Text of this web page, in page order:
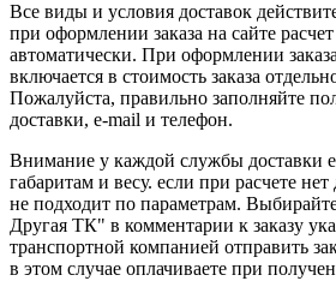
Все виды и условия доставок
при оформлении заказа на сайте
автоматически. При оформлении
включается в стоимость заказа
Пожалуйста, правильно заполняйте
доставки, e-mail и телефон.
Внимание у каждой службы доставки
габаритам и весу. если при расчете нет
не подходит по параметрам.
Другая ТК" в комментарии к заказу
транспортной компанией отправить
в этом случае оплачиваете при